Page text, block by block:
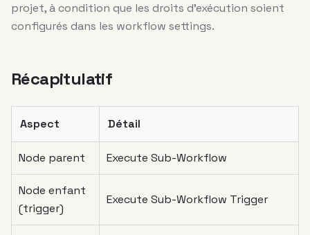
projet, à condition que les droits d’exécution soient
configurés dans les workflow settings.
Récapitulatif
Aspect Détail
Node parent Execute Sub-Workflow
Node enfant
(trigger)
Execute Sub-Workflow Trigger